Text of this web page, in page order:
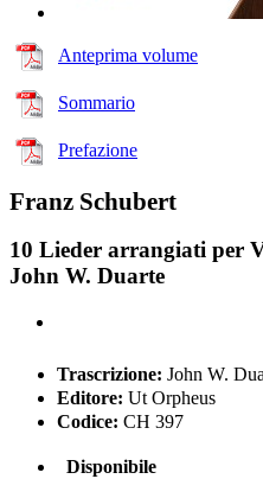
Anteprima volume
Sommario
Prefazione
Franz Schubert
10 Lieder arrangiati per
John W. Duarte
Trascrizione: John W.
Editore: Ut Orpheus
Codice: CH 397
Disponibile